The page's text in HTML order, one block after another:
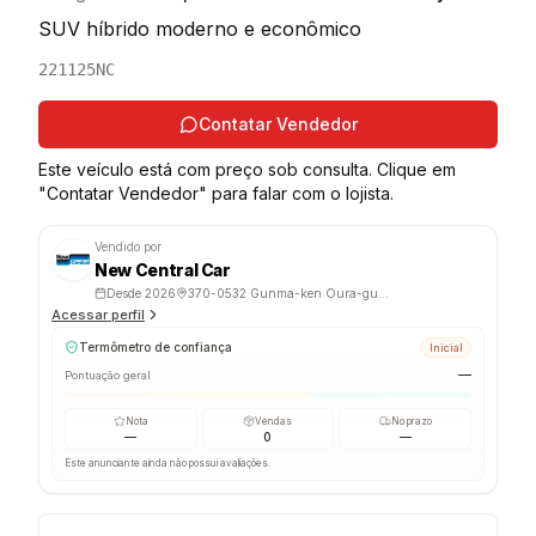
SUV híbrido moderno e econômico
221125NC
Contatar Vendedor
Este veículo está com preço sob consulta. Clique em
"Contatar Vendedor" para falar com o lojista.
Vendido por
New Central Car
Desde 2026
Acessar perfil
Termômetro de confiança Inicial
Pontuação geral —
Nota
—
Vendas
0
No prazo
—
Este anunciante ainda não possui avaliações.